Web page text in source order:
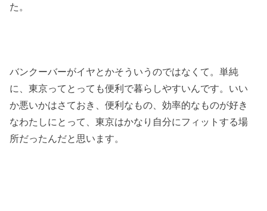
た。
バンクーバーがイヤとかそういうのではなくて。単純
に、東京ってとっても便利で暮らしやすいんです。いい
か悪いかはさておき、便利なもの、効率的なものが好き
なわたしにとって、東京はかなり自分にフィットする場
所だったんだと思います。